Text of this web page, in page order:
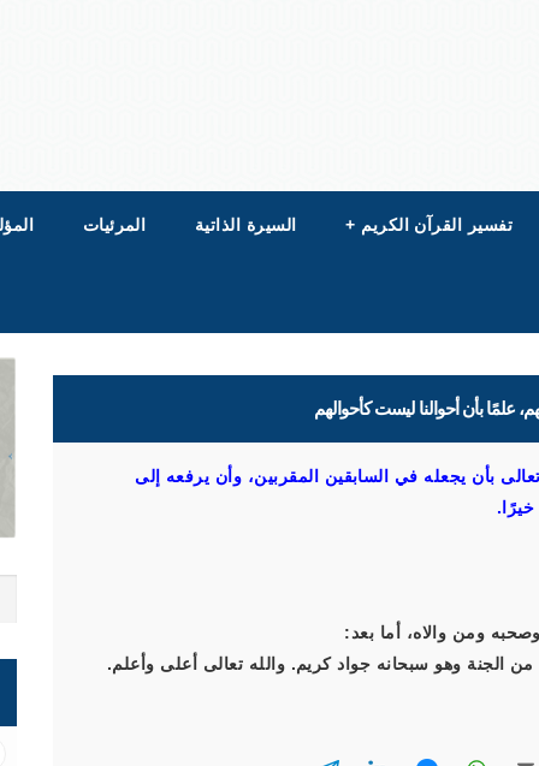
تفسير القرآن الكريم + السيرة الذاتية المرئيات
علمًا بأن أحوالنا ليست كأحوالهم
بأن يجعله في السابقين المقربين، وأن يرفعه إلى
ومن والاه، أما بعد:
وهو سبحانه جواد كريم. والله تعالى أعلى وأعلم.